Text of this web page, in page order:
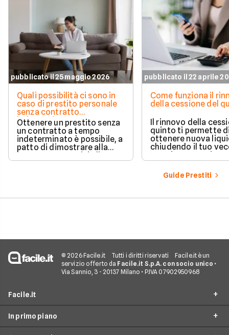
pubblicato il 25 maggio 2026
Quali possibilità ci sono in
caso di prestito personale
senza contratto
indeterminato
Ottenere un prestito senza
un contratto a tempo
indeterminato è possibile, a
patto di dimostrare alla
banca una capacità di
rimborso solida e costante.
quali strategie puoi
pubblicato il 22 aprile
Come funziona il
della cessione del
Il rinnovo della
quinto ti permette
ottenere nuova
chiudendo il tuo
prestito per aprirne
vantaggioso.
Guide Prestiti
© 2026 Facile.it Tutti i diritti riservati
Facile.it è un
servizio offerto da Facile.it S.p.A. con socio unico •
Via Sannio, 3 - 20137 Milano • P.IVA 07902950968
Facile.it
Assicurazioni
In primo piano